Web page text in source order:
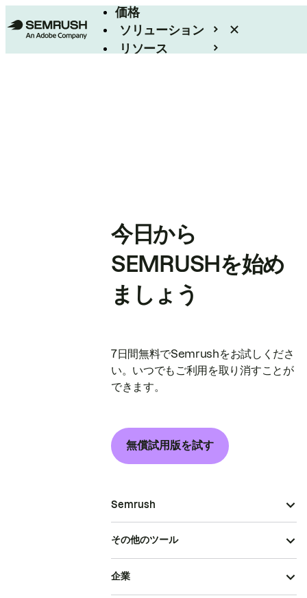
価格
ソリューション
リソース
今日から
SEMRUSHを始め
ましょう
7日間無料でSemrushをお試しくださ
い。いつでもご利用を取り消すことが
できます。
無償試用版を試す
Semrush
その他のツール
企業